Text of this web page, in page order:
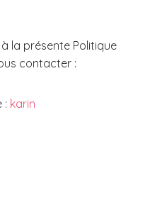
la présente Politique
contacter :
: karin